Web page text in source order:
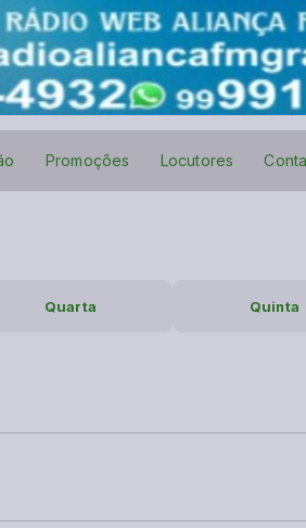
Promoções Locutores
Quarta Quinta